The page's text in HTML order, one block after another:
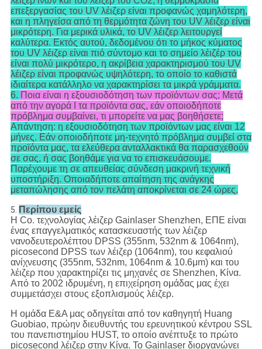
επεξεργασίας του UV λέιζερ είναι προφανώς χαμηλότερη,
και η πληγείσα από τη θερμότητα ζώνη του UV λέιζερ είναι
μικρότερη. Για μερικά υλικά, το UV λέιζερ λειτουργεί
καλύτερα. Εκτός αυτού, δεδομένου ότι το μήκος κύματος
του UV λέιζερ είναι πιό σύντομο και το σημείο λέιζέρ του
είναι πολύ μικρότερο, η ακρίβεια χαρακτηρισμού του UV
λέιζερ είναι προφανώς υψηλότερη, το οποίο το καθιστά
ιδιαίτερα κατάλληλο να χαρακτηρίσει τα μικρά γράμματα.
6. Ποια είναι η εξουσιοδότηση των προϊόντων σας; Μετά
από την αγορά Ι τα προϊόντα σας, εάν οποιοδήποτε
πρόβλημα συμβαίνει, τι μπορείτε να μας βοηθήσετε;
Απάντηση: η εξουσιοδότηση των προϊόντων μας είναι 12
μήνες. Εάν οποιοδήποτε μη-τεχνητό πρόβλημα συμβεί στα
προϊόντα μας, τα ελεύθερα ανταλλακτικά θα παρασχεθούν
σε σας, ή σας βοηθάμε για να το επισκευάσουμε.
Παρέχουμε τη σε απευθείας σύνδεση μακρινή τεχνική
υποστήριξη. Οποιαδήποτε απαίτηση της ανάγκης
μεταπώλησης από τον πελάτη αποκρίνεται σε 24 ώρες.
5. Περίπου εμείς
Η Co. τεχνολογίας λέιζερ Gainlaser Shenzhen, ΕΠΕ είναι
ένας επαγγελματικός κατασκευαστής των λέιζερ
νανοδευτερολέπτου DPSS (355nm, 532nm & 1064nm),
picosecond DPSS των λέιζερ (1064nm), του κεφαλιού
ανίχνευσης (355nm, 532nm, 1064nm & 10.6μm) και του
λέιζερ που χαρακτηρίζει τις μηχανές σε Shenzhen, Κίνα.
Από το 2002 ιδρυμένη, η επιχείρηση ομάδας μας έχει
συμμετάσχει στους εξοπλισμούς λέιζερ.
Η ομάδα Ε&Α μας οδηγείται από τον καθηγητή Huang
Guobiao, πρώην διευθυντής του ερευνητικού κέντρου SSL
του πανεπιστημίου HUST, το οποίο ανέπτυξε το πρώτο
picosecond λέιζερ στην Κίνα. Το Gainlaser διοργανώνει